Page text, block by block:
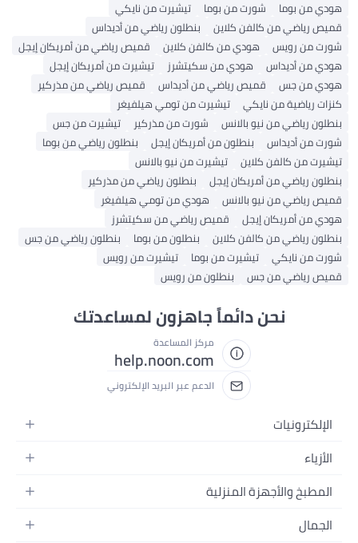
هودي من بوما
شورت من بوما
تيشيرت من نايكي
قميص رياضي من كالفن كلاين
بنطلون رياضي من أديداس
شورت من رويس
هودي من كالفن كلاين
قميص رياضي من أمريكان إيجل
هودي من أديداس
هودي من سكيتشرز
تيشيرت من أمريكان إيجل
هودي من جس
قميص رياضي من أديداس
قميص رياضي من مذركير
كنزات رياضية من نايكي
تيشيرت من تومي هيلفيغر
بنطلون رياضي من نيو بالانس
شورت من مذركير
تيشيرت من جس
شورت من أديداس
بنطلون من أمريكان إيجل
بنطلون رياضي من بوما
تيشيرت من كالفن كلاين
تيشيرت من نيو بالانس
بنطلون رياضي من أمريكان إيجل
بنطلون رياضي من مذركير
قميص رياضي من نيو بالانس
هودي من تومي هيلفيغر
هودي من أمريكان إيجل
قميص رياضي من سكيتشرز
بنطلون رياضي من كالفن كلاين
بنطلون من بوما
بنطلون رياضي من جس
شورت من نايكي
تيشيرت من بوما
تيشيرت من رويس
قميص رياضي من جس
بنطلون من رويس
نحن دائماً جاهزون لمساعدتك
مركز المساعدة
help.noon.com
الدعم عبر البريد الإلكتروني
الإلكترونيات
الجوالات
اللابتوبات
الأجهزة المنزلية
الأزياء
أزياء نسائية
أزياء البنات
المطبخ والأجهزة المنزلية
الحمام
الجمال